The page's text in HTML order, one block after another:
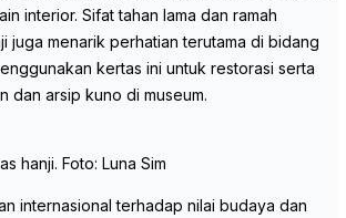
interior. Sifat tahan lama dan ramah
juga menarik perhatian terutama di bidang
kertas ini untuk restorasi serta
dan arsip kuno di museum.
hanji. Foto: Luna Sim
internasional terhadap nilai budaya dan